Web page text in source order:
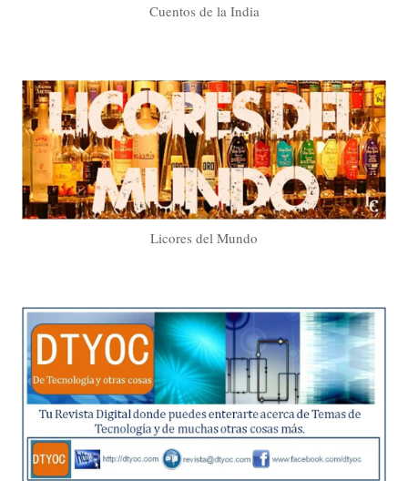
Cuentos de la India
Licores del Mundo